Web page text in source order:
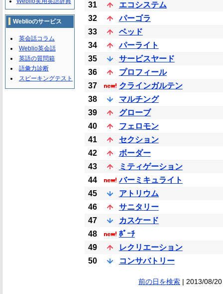
31
エコシステム
32
パーゴラ
33
ベッド
34
パーライト
35
サービスヤード
36
プロフィール
37
クラインガルテン
38
マルチング
39
グローブ
40
フェロモン
41
セクション
42
ボーダー
43
ミティゲーション
44
バーミキュライト
45
アトリウム
46
サニタリー
47
カスケード
48
ﾎﾟｰﾁ
49
レクリエーション
50
コンサバトリー
前の日を検索| 2013/08/
Weblioのサービス
英会話コラム
Weblio英会話
英語の質問箱
語彙力診断
スピーキングテスト